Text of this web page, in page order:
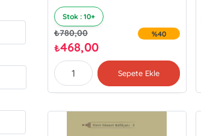
Stok : 10+
₺780,00
₺468,00
%40
Sepete Ekle